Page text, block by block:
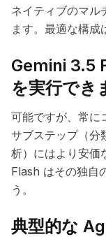
ネイティブのマル
ます。最適な構成
Gemini 3.5
を実行でき
可能ですが、常に
サブステップ（分
析）にはより安価
Flash はその独自
う。
典型的な